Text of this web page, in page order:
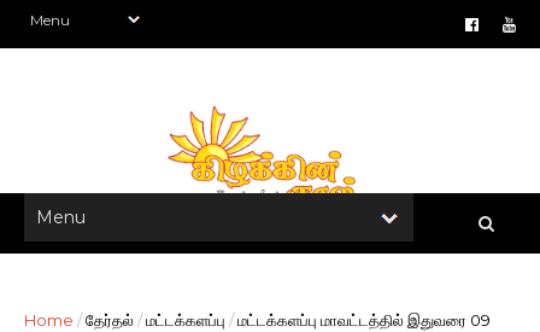
Home /தேர்தல் /மட்டக்களப்பு /மட்டக்களப்பு மாவட்டத்தில் இதுவரை 09